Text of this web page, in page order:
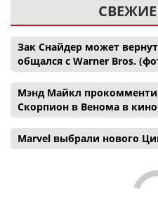
Зак Снайдер может
общался с Warner Bros.
Мэнд Майкл
Скорпион в Венома в
Marvel выбрали нового